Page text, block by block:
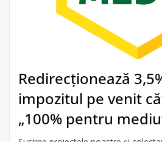
Redirecționează
impozitul pe venit
„100% pentru